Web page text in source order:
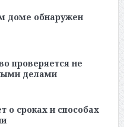
доме обнаружен
проверяется не
делами
о сроках и способах